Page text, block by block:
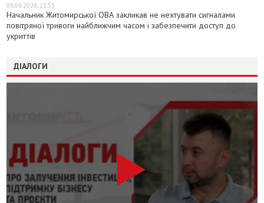
08.08.2026, 21:53
Начальник Житомирської ОВА закликав не нехтувати сигналами
повітряної тривоги найближчим часом і забезпечити доступ до
укриттів
ДІАЛОГИ